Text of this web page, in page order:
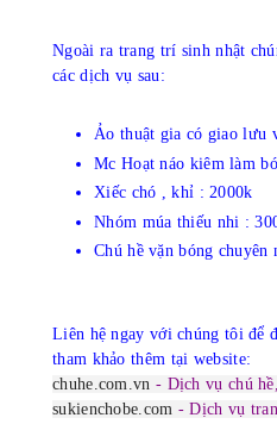
Ngoài ra trang trí sinh nhật
các dịch vụ sau:
Ảo thuật gia có giao lưu
Mc Hoạt náo kiêm làm
Xiếc chó , khỉ : 2000k
Nhóm múa thiếu nhi :
Chú hề vặn bóng chuyên
Liên hệ ngay với chúng tôi để
tham khảo thêm tại website:
chuhe.com.vn - Dịch vụ chú
sukienchobe.com - Dịch vụ